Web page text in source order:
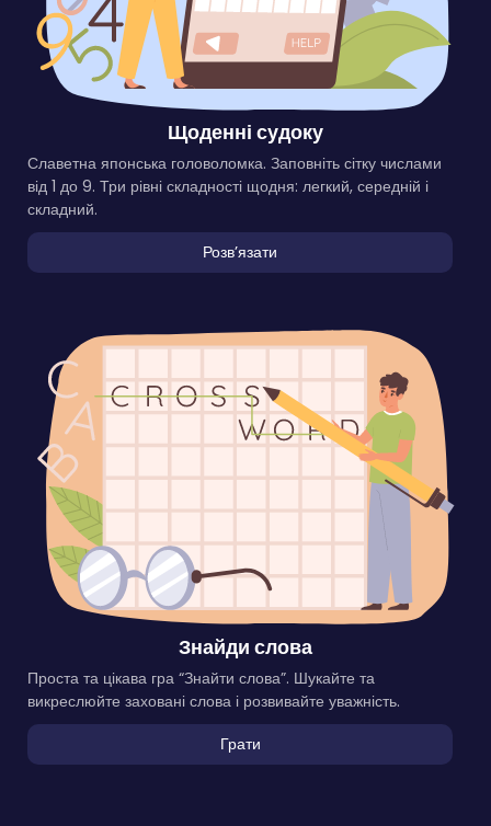
Щоденні судоку
Славетна японська головоломка. Заповніть сітку числами
від 1 до 9. Три рівні складності щодня: легкий, середній і
складний.
Розвʼязати
Знайди слова
Проста та цікава гра “Знайти слова”. Шукайте та
викреслюйте заховані слова і розвивайте уважність.
Грати